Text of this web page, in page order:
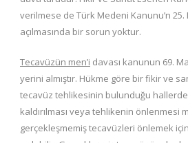
verilmese de Türk Medeni Kanunu’n
açılmasında bir sorun yoktur.
Tecavüzün men’i davası kanunun 69.
yerini almıştır. Hükme göre bir fikir ve
tecavüz tehlikesinin bulunduğu
kaldırılması veya tehlikenin önlenmesi
gerçekleşmemiş tecavüzleri önlemek